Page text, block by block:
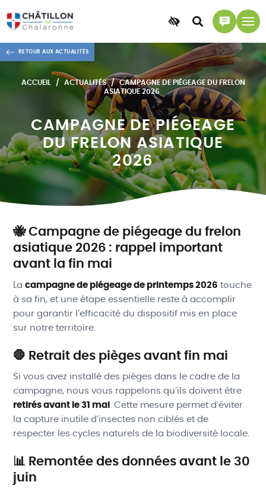
Accessibilité
Accéder
à
la
recherche
Accéder
à
la
page
contact
ACCUEIL ACTUALITÉS
CAMPAGNE DE PIÉGEAGE DU FRELON
ASIATIQUE 2026
CAMPAGNE DE PIÉGEAGE
DU FRELON ASIATIQUE
2026
RETOUR AUX ACTUALITÉS
🐝 Campagne de piégeage du frelon
asiatique 2026 : rappel important
avant la fin mai
Lacampagne de piégeage de printemps 2026 touche
à sa fin, et une étape essentielle reste à accomplir
pour garantir l’efficacité du dispositif mis en place
sur notre territoire.
🛑 Retrait des pièges avant fin mai
Si vous avez installé des pièges dans le cadre de la
campagne, nous vous rappelons qu’ils doivent être
retirés avant le 31 mai. Cette mesure permet d’éviter
la capture inutile d’insectes non ciblés et de
respecter les cycles naturels de la biodiversité locale.
📊 Remontée des données avant le 30
juin